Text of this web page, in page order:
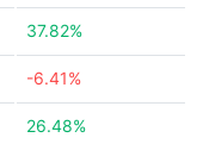
37.82%
-6.41%
26.48%